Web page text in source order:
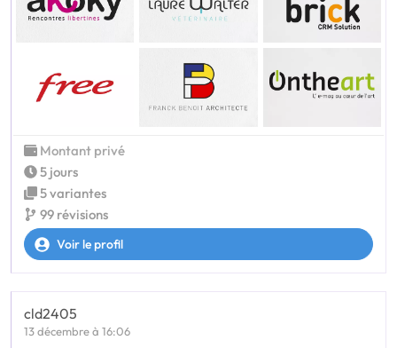
Montant privé
5 jours
5 variantes
99 révisions
Voir le profil
cld2405
13 décembre à 16:06